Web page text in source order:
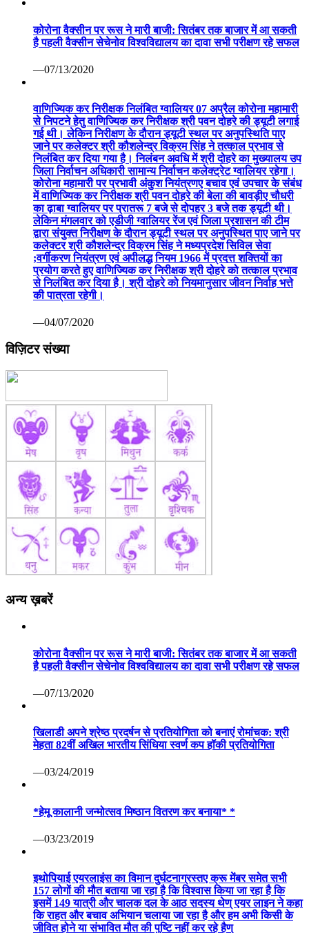
जिला निर्वाचन अधिकारी सामान्य निर्वाचन कलेक्ट्रेट ग्वालियर रहेगा।
कोरोना महामारी पर प्रभावी अंकुश नियंत्रणए बचाव एवं उपचार के संबंध
में वाणिज्यिक कर निरीक्षक श्री पवन दोहरे की बेला की बावड़ीए चौधरी
लेकिन मंगलवार को एडीजी ग्वालियर रेंज एवं जिला प्रशासन की टीम
;वर्गीकरण नियंत्रण एवं अपीलद्ध नियम 1966 में प्रदत्त शक्तियों का
प्रयोग करते हुए वाणिज्यिक कर निरीक्षक श्री दोहरे को तत्काल प्रभाव
से निलंबित कर दिया है। श्री दोहरे को नियमानुसार जीवन निर्वाह भत्ते
की पात्रता रहेगी।
—04/07/2020
विज़िटर संख्या
अन्य ख़बरें
कोरोना वैक्सीन पर रूस ने मारी बाजी: सितंबर तक बाजार में आ सकती
है पहली वैक्सीन सेचेनोव विश्वविद्यालय का दावा सभी परीक्षण रहे सफल
—07/13/2020
मेहता 82वीं अखिल भारतीय सिंधिया स्वर्ण कप हॉकी प्रतियोगिता
*हेमू कालानी जन्मोत्सव मिष्ठान वितरण कर बनाया* *
—03/23/2019
इथोपियाई एयरलाइंस का विमान दुर्घटनाग्रस्तए क्रू मेंबर समेत सभी
157 लोगों की मौत बताया जा रहा है कि विश्वास किया जा रहा है कि
कि राहत और बचाव अभियान चलाया जा रहा है और हम अभी किसी के
—03/10/2019